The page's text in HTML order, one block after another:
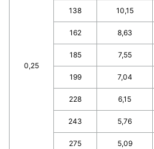
0,25
138 10,15
162 8,63
185 7,55
199 7,04
228 6,15
243 5,76
275 5,09